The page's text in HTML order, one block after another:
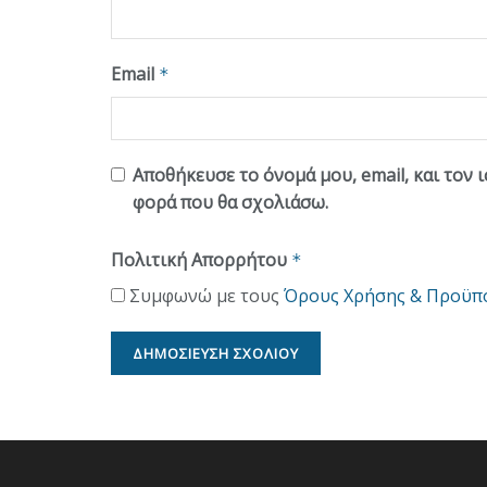
Email *
Αποθήκευσε το όνομά μου, email, και τον
φορά που θα σχολιάσω.
Πολιτική Απορρήτου *
Συμφωνώ με τους Όρους Χρήσης &